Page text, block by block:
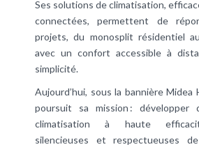
Ses solutions de climatisation,
connectées, permettent de
projets, du monosplit résidentiel
avec un confort accessible à
simplicité.
Aujourd’hui, sous la bannière Midea
poursuit sa mission : développer
climatisation à haute
silencieuses et respectueuses de